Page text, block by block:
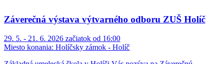
Záverečná výstava výtvarného odboru ZUŠ Holíč
29. 5. - 21. 6. 2026 začiatok od 16:00
Miesto konania: Holíčsky zámok - Holíč